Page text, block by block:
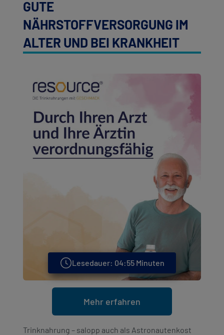
Für Fachkreise
revamp
v2
Ansicht wechseln
GUTE
NÄHRSTOFFVERSORGUNG IM
ALTER UND BEI KRANKHEIT
Lesedauer: 04:55 Minuten
Mehr erfahren
Trinknahrung – salopp auch als Astronautenkost